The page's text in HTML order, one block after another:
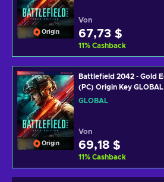
Origin
Von
67,73 $
11% Cashback
Origin
Battlefield 2042 - Gold
(PC) Origin Key GLOBAL
GLOBAL
Von
69,18 $
11% Cashback